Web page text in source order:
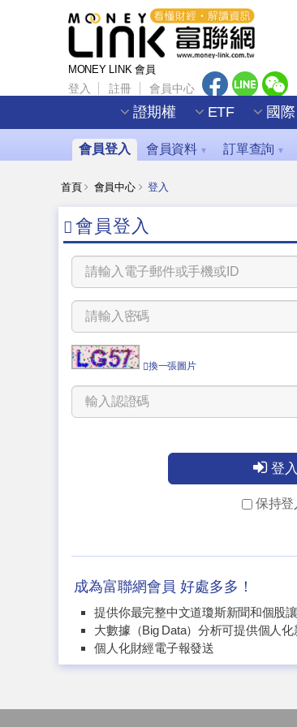
MONEY LINK 會員
登入 註冊 會員中心
證期權 ETF 國際
會員登入 會員資料 ▼ 訂單查詢 ▼
首頁 會員中心 登入
會員登入
換一張圖片
登入
保持登
成為富聯網會員 好處多多！
提供你最完整中文道瓊斯新聞和個股
大數據（Big Data）分析可提供個人化
個人化財經電子報發送